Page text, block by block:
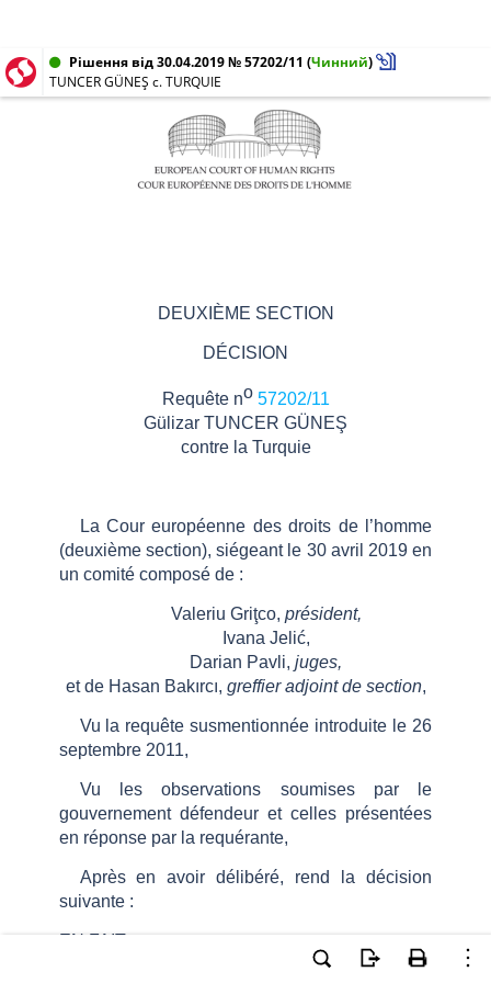
Рішення від 30.04.2019 № 57202/11 (Чинний)
TUNCER GÜNEŞ c. TURQUIE
DEUXIÈME SECTION
DÉCISION
Requête no 57202/11
Gülizar TUNCER GÜNEŞ
contre la Turquie
La Cour européenne des droits de l ’homme
(deuxième section), siégeant le 30 avril 2019 en
un comité composé de :
Valeriu Griţco, président,
Ivana Jelić,
Darian Pavli, juges,
et de Hasan Bakırcı, greffier adjoint de section,
Vu la requête susmentionnée introduite le 26
septembre 2011,
Vu les observations soumises par le
gouvernement défendeur et celles présentées
en réponse par la requérante,
Après en avoir délibéré, rend la décision
suivante :
EN FAIT